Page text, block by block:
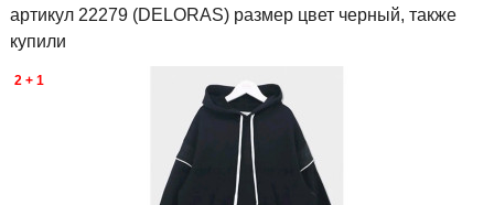
артикул 22279 (DELORAS) размер цвет черный, также
купили
2 + 1